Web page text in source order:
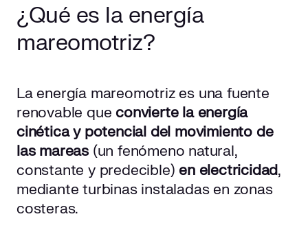
¿Qué es la energía
mareomotriz?
La energía mareomotriz es una fuente
renovable que convierte la energía
cinética y potencial del movimiento de
las mareas (un fenómeno natural,
constante y predecible) en electricidad,
mediante turbinas instaladas en zonas
costeras.